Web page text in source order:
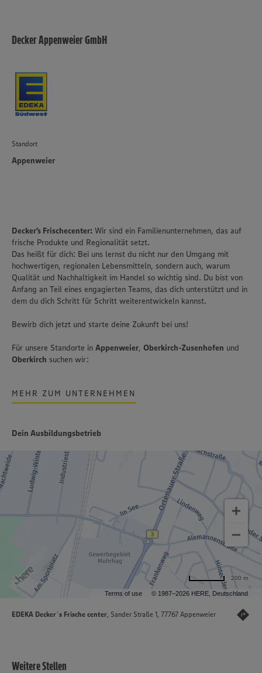
Decker Appenweier GmbH
Standort
Appenweier
Decker’s Frischecenter: Wir sind ein Familienunternehmen, das auf
frische Produkte und Regionalität setzt.
Das heißt für dich: Bei uns lernst du nicht nur den Umgang mit
hochwertigen, regionalen Lebensmitteln, sondern auch, warum
Qualität und Nachhaltigkeit im Handel so wichtig sind. Du bist von
Anfang an Teil eines engagierten Teams, das dich unterstützt und in
dem du dich Schritt für Schritt weiterentwickeln kannst.
Bewirb dich jetzt und starte deine Zukunft bei uns!
Für unsere Standorte in Appenweier, Oberkirch-Zusenhofen und
Oberkirch suchen wir:
MEHR ZUM UNTERNEHMEN
Dein Ausbildungsbetrieb
Terms of use © 1987–2026 HERE, Deutschland
200 m
EDEKA Decker´s Frische center, Sander Straße 1, 77767 Appenweier
Weitere Stellen